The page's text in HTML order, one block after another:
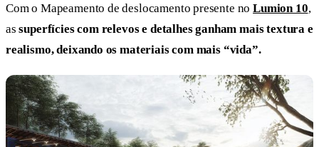
Com o Mapeamento de deslocamento presente noLumion 10,
as superfícies com relevos e detalhes ganham mais textura e
realismo, deixando os materiais com mais “vida”.